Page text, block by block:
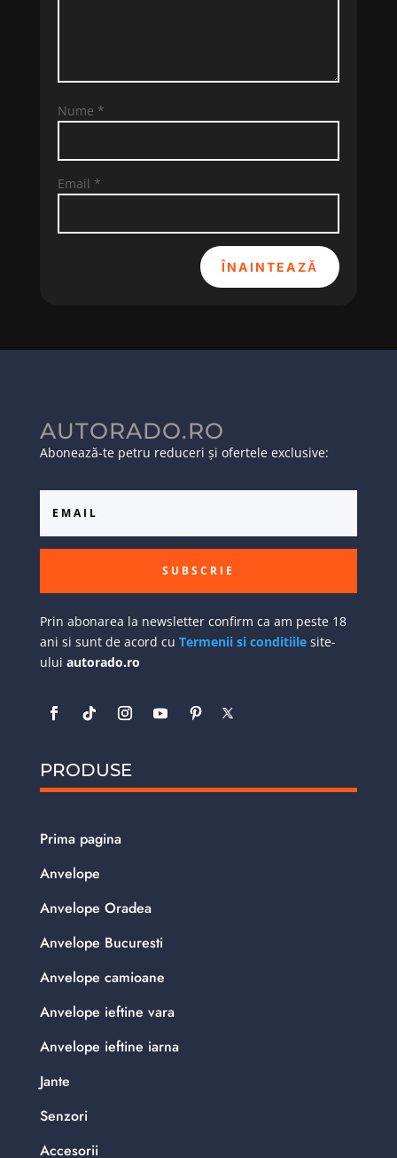
Nume *
Email *
ÎNAINTEAZĂ
AUTORADO.RO
Abonează-te petru reduceri și ofertele exclusive:
SUBSCRIE
Prin abonarea la newsletter confirm ca am peste 18
ani si sunt de acord cu Termenii si conditiilesite-
ului autorado.ro
PRODUSE
Prima pagina
Anvelope
Anvelope Oradea
Anvelope Bucuresti
Anvelope camioane
Anvelope ieftine vara
Anvelope ieftine iarna
Jante
Senzori
Accesorii